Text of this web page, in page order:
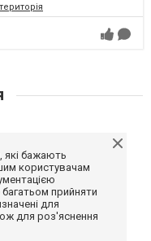
які бажають
користувачам
прийняти
для
для роз'яснення